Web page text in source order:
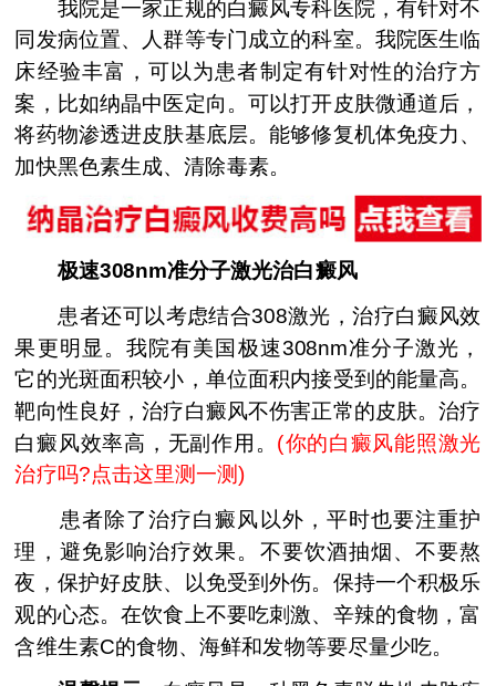
我院是一家正规的白癜风专科医院，有针对不
同发病位置、人群等专门成立的科室。我院医生临
床经验丰富，可以为患者制定有针对性的治疗方
案，比如纳晶中医定向。可以打开皮肤微通道后，
将药物渗透进皮肤基底层。能够修复机体免疫力、
加快黑色素生成、清除毒素。
极速308nm准分子激光治白癜风
患者还可以考虑结合308激光，治疗白癜风效
果更明显。我院有美国极速308nm准分子激光，
它的光斑面积较小，单位面积内接受到的能量高。
靶向性良好，治疗白癜风不伤害正常的皮肤。治疗
白癜风效率高，无副作用。 (你的白癜风能照激光
治疗吗?点击这里测一测)
患者除了治疗白癜风以外，平时也要注重护
理，避免影响治疗效果。不要饮酒抽烟、不要熬
夜，保护好皮肤、以免受到外伤。保持一个积极乐
观的心态。在饮食上不要吃刺激、辛辣的食物，富
含维生素C的食物、海鲜和发物等要尽量少吃。